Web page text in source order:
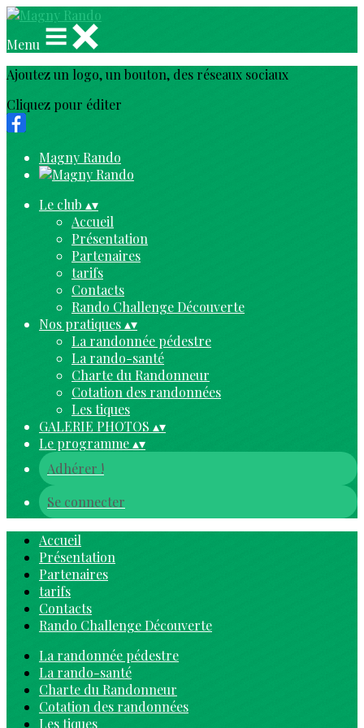
Menu
Ajoutez un logo, un bouton, des réseaux sociaux
Cliquez pour éditer
Magny Rando
Le club ▴▾
Accueil
Présentation
Partenaires
tarifs
Contacts
Rando Challenge Découverte
Nos pratiques▴▾
La randonnée pédestre
La rando-santé
Charte du Randonneur
Cotation des randonnées
Les tiques
GALERIE PHOTOS ▴▾
Le programme▴▾
Adhérer !
Se connecter
Accueil
Présentation
Partenaires
tarifs
Contacts
Rando Challenge Découverte
La randonnée pédestre
La rando-santé
Charte du Randonneur
Cotation des randonnées
Les tiques